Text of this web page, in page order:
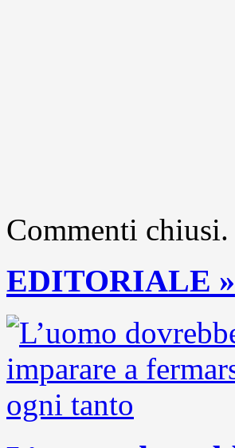
Commenti chiusi.
EDITORIALE »